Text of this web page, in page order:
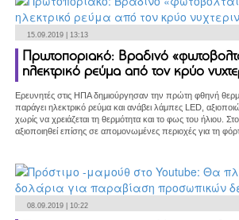
15.09.2019 | 13:13
Πρωτοποριακό: Βραδινό
ηλεκτρικό ρεύμα από τον κρύο
Ερευνητές στις ΗΠΑ δημιούργησαν την πρώτη φθηνή
παράγει ηλεκτρικό ρεύμα και ανάβει λάμπες LED,
χωρίς να χρειάζεται τη θερμότητα και το φως του ήλιου.
αξιοποιηθεί επίσης σε απομονωμένες περιοχές για τη
08.09.2019 | 10:22